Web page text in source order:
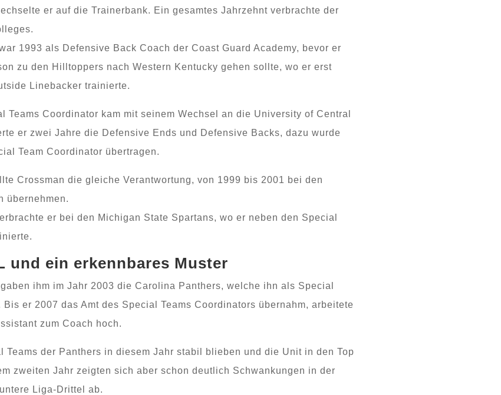
er auf die Trainerbank. Ein gesamtes Jahrzehnt verbrachte der
1993 als Defensive Back Coach der Coast Guard Academy, bevor er
zu den Hilltoppers nach Western Kentucky gehen sollte, wo er erst
Linebacker trainierte.
Teams Coordinator kam mit seinem Wechsel an die University of Central
er zwei Jahre die Defensive Ends und Defensive Backs, dazu wurde
Team Coordinator übertragen.
Crossman die gleiche Verantwortung, von 1999 bis 2001 bei den
übernehmen.
er bei den Michigan State Spartans, wo er neben den Special
und ein erkennbares Muster
ihm im Jahr 2003 die Carolina Panthers, welche ihn als Special
er 2007 das Amt des Special Teams Coordinators übernahm, arbeitete
zum Coach hoch.
Teams der Panthers in diesem Jahr stabil blieben und die Unit in den Top
zweiten Jahr zeigten sich aber schon deutlich Schwankungen in der
Liga-Drittel ab.